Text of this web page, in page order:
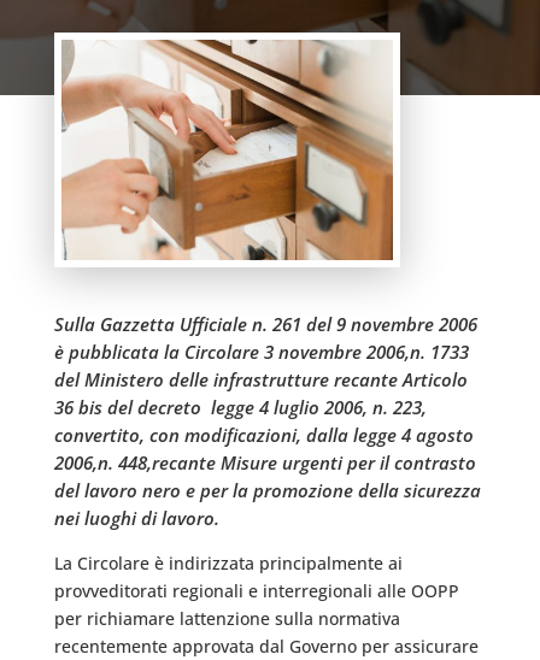
Sulla Gazzetta Ufficiale n. 261 del 9 novembre 2006
è pubblicata la Circolare 3 novembre 2006,n. 1733
del Ministero delle infrastrutture recante Articolo
36 bis del decreto  legge 4 luglio 2006, n. 223,
convertito, con modificazioni, dalla legge 4 agosto
2006,n. 448,recante Misure urgenti per il contrasto
del lavoro nero e per la promozione della sicurezza
nei luoghi di lavoro.
La Circolare è indirizzata principalmente ai
provveditorati regionali e interregionali alle OOPP
per richiamare lattenzione sulla normativa
recentemente approvata dal Governo per assicurare